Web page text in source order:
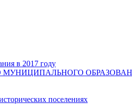
в 2017 году
поселениях